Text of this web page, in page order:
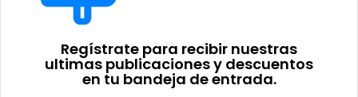
Regístrate para recibir nuestras
ultimas publicaciones y descuentos
en tu bandeja de entrada.